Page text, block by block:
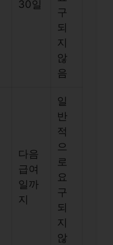
30일
구
되
지
않
음
다음
급여
일까
지
일
반
적
으
로
요
구
되
지
않